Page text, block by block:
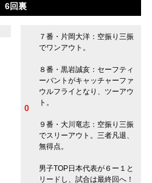
6回裏
７番・片岡大洋：空振り三振
でワンアウト。
８番・黒岩誠亥：セーフティ
ーバントがキャッチャーファ
ウルフライとなり、ツーアウ
ト。
９番・大川竜志：空振り三振
でスリーアウト。三者凡退、
無得点。
男子TOP日本代表が６ー１と
リードし、試合は最終回へ！
0